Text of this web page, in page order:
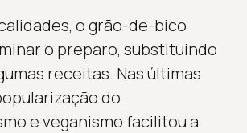
o grão-de-bico
o preparo, substituindo
receitas. Nas últimas
do
e veganismo facilitou a